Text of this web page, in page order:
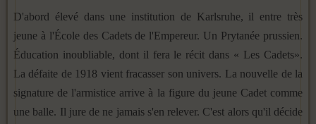
D'abord élevé dans une institution de Karlsruhe, il entre très
jeune à l'École des Cadets de l'Empereur. Un Prytanée prussien.
Éducation inoubliable, dont il fera le récit dans « Les Cadets».
La défaite de 1918 vient fracasser son univers. La nouvelle de la
signature de l'armistice arrive à la figure du jeune Cadet comme
une balle. Il jure de ne jamais s'en relever. C'est alors qu'il décide